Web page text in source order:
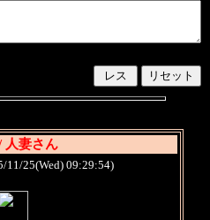
人妻さん
11/25(Wed) 09:29:54)